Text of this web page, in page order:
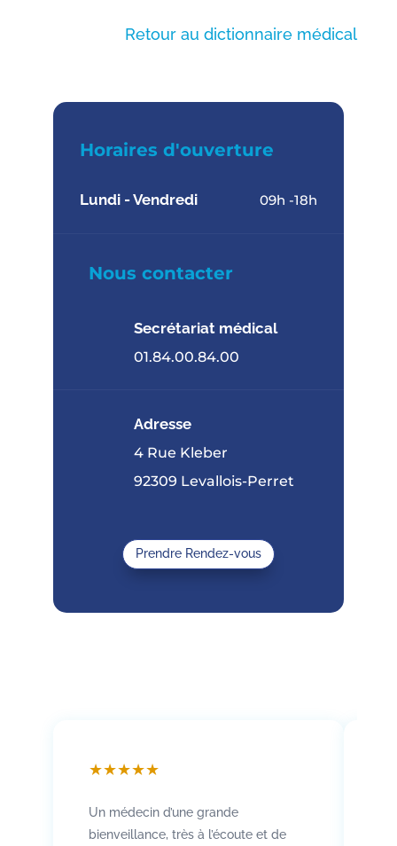
Retour au dictionnaire médical
Horaires d'ouverture
Lundi - Vendredi 09h -18h
Nous contacter
Secrétariat médical
01.84.00.84.00
Adresse
4 Rue Kleber
92309 Levallois-Perret
Prendre Rendez-vous
★★★★★
Un médecin d’une grande
bienveillance, très à l’écoute et de